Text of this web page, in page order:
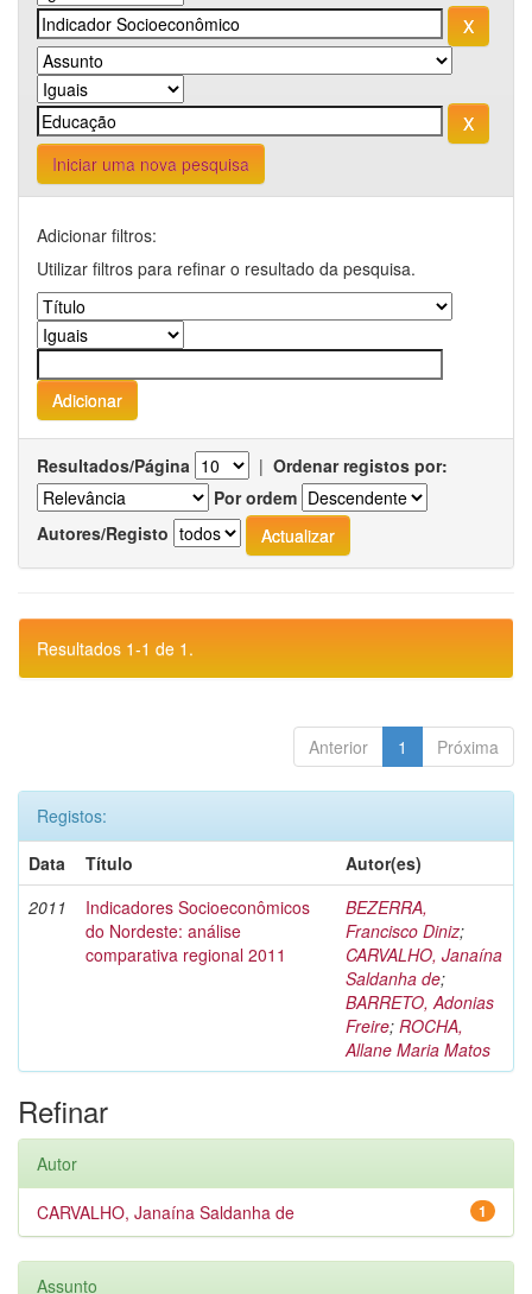
Iniciar uma nova pesquisa
Adicionar filtros:
Utilizar filtros para refinar o resultado da pesquisa.
Resultados/Página | Ordenar registos por:
Por ordem
Autores/Registo
Resultados 1-1 de 1.
Anterior 1 Próxima
Registos:
Data
Título
Autor(es)
2011
Indicadores Socioeconômicos
do Nordeste: análise
comparativa regional 2011
BEZERRA,
Francisco Diniz;
CARVALHO, Janaína
Saldanha de;
BARRETO, Adonias
Freire; ROCHA,
Allane Maria Matos
Refinar
Autor
1
CARVALHO, Janaína Saldanha de
Assunto